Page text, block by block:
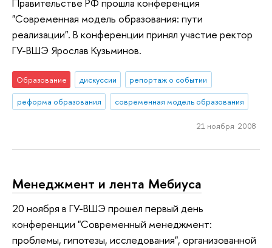
"Современная модель образования: пути
реализации". В конференции принял участие ректор
ГУ-ВШЭ Ярослав Кузьминов.
Образование дискуссии
репортаж о событии
реформа образования
современная модель образования
21 ноября 2008
Менеджмент и лента Мебиуса
20 ноября в ГУ-ВШЭ прошел первый день
конференции "Современный менеджмент:
проблемы, гипотезы, исследования", организованной